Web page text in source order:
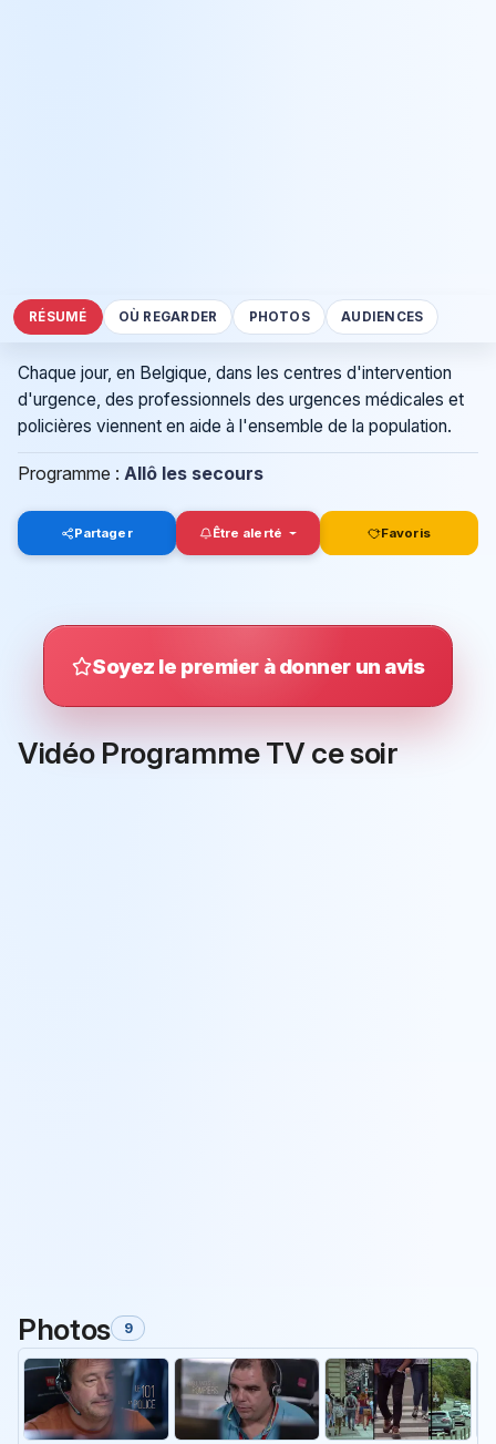
RÉSUMÉ OÙ REGARDER PHOTOS AUDIENCES
Chaque jour, en Belgique, dans les centres d'intervention
d'urgence, des professionnels des urgences médicales et
policières viennent en aide à l'ensemble de la population.
Programme : Allô les secours
Partager Être alerté Favoris
Soyez le premier à donner un avis
Vidéo Programme TV ce soir
Photos 9